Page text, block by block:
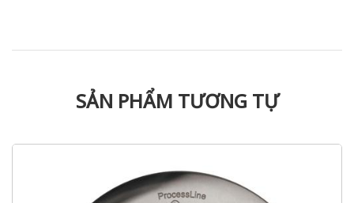
SẢN PHẨM TƯƠNG TỰ